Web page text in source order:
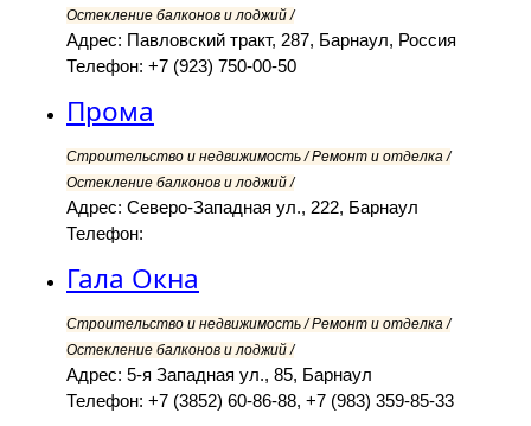
Остекление балконов и лоджий /
Адрес: Павловский тракт, 287, Барнаул, Россия
Телефон: +7 (923) 750-00-50
Прома
Строительство и недвижимость / Ремонт и отделка /
Остекление балконов и лоджий /
Адрес: Северо-Западная ул., 222, Барнаул
Телефон:
Гала Окна
Строительство и недвижимость / Ремонт и отделка /
Остекление балконов и лоджий /
Адрес: 5-я Западная ул., 85, Барнаул
Телефон: +7 (3852) 60-86-88, +7 (983) 359-85-33